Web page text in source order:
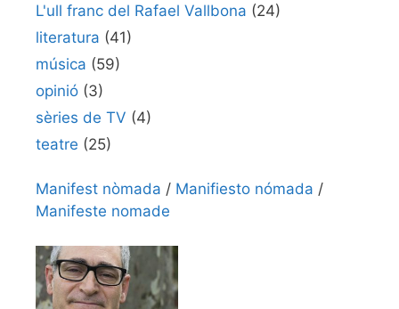
L'ull franc del Rafael Vallbona (24)
literatura (41)
música (59)
opinió (3)
sèries de TV (4)
teatre (25)
Manifest nòmada / Manifiesto nómada /
Manifeste nomade